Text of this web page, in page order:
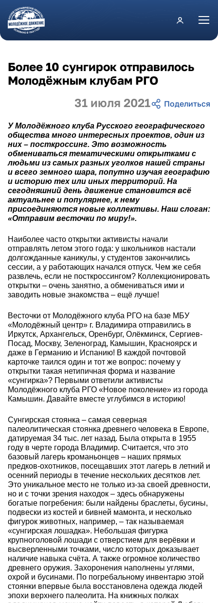
Перейти к основному содержанию
31 июля 2021
Более 10 сунгирок отправилось
Молодёжным клубам РГО
У Молодёжного клуба Русского географического
общества много интересных проектов, один из
них – посткроссинг. Это возможность
обмениваться тематическими открытками с
людьми из самых разных уголков нашей страны
и всего земного шара, попутно изучая географию
и историю тех или иных территорий. На
сегодняшний день движение становится всё
актуальнее и популярнее, к нему
присоединяются новые коллективы. Наш слоган:
«Отправим весточки по миру!».
Наиболее часто открытки активисты начали
отправлять летом этого года: у школьников настали
долгожданные каникулы, у студентов закончились
сессии, а у работающих начался отпуск. Чем же себя
развлечь, если не посткроссингом? Коллекционировать
открытки – очень занятно, а обмениваться ими и
заводить новые знакомства – ещё лучше!
Весточки от Молодёжного клуба РГО на базе МБУ
«Молодёжный центр» г. Владимира отправились в
Иркутск, Архангельск, Оренбург, Олёкминск, Сергиев-
Посад, Москву, Зеленоград, Камышин, Красноярск и
даже в Германию и Испанию! В каждой почтовой
карточке таился один и тот же вопрос: почему у
открытки такая нетипичная форма и название
«сунгирка»? Первыми ответили активисты
Молодёжного клуба РГО «Новое поколение» из города
Камышин. Давайте вместе углубимся в историю!
Сунгирская стоянка – самая северная
палеолитическая стоянка древнего человека в Европе,
датируемая 34 тыс. лет назад. Была открыта в 1955
году в черте города Владимир. Считается, что это
базовый лагерь кроманьонцев – наших прямых
предков-охотников, посещавших этот лагерь в летний и
осенний периоды в течение нескольких десятков лет.
Это уникальное место не только из-за своей древности,
но и с точки зрения находок – здесь обнаружены
богатые погребения: были найдены браслеты, бусины,
подвески из костей и бивней мамонта, и несколько
фигурок животных, например, – так называемая
«сунгирская лошадка». Небольшая фигурка
крупноголовой лошади с отверстием для верёвки и
высверленными точками, число которых доказывает
наличие навыка счёта. А также огромное количество
древнего оружия. Захоронения наполнены углями,
охрой и бусинами. По погребальному инвентарю этой
стоянки впервые была восстановлена одежда людей
эпохи верхнего палеолита. На книжных полках